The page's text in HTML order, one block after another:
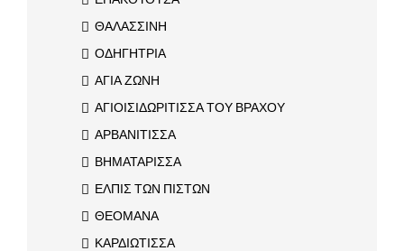
ΘΑΛΑΣΣΙΝΗ
ΟΔΗΓΗΤΡΙΑ
ΑΓΙΑ ΖΩΝΗ
ΑΓΙΟΙΣΙΔΩΡΙΤΙΣΣΑ ΤΟΥ ΒΡΑΧΟΥ
ΑΡΒΑΝΙΤΙΣΣΑ
ΒΗΜΑΤΑΡΙΣΣΑ
ΕΛΠΙΣ ΤΩΝ ΠΙΣΤΩΝ
ΘΕΟΜΑΝΑ
ΚΑΡΔΙΩΤΙΣΣΑ